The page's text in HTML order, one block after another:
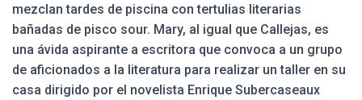
mezclan tardes de piscina con tertulias literarias
bañadas de pisco sour. Mary, al igual que Callejas, es
una ávida aspirante a escritora que convoca a un grupo
de aficionados a la literatura para realizar un taller en su
casa dirigido por el novelista Enrique Subercaseaux